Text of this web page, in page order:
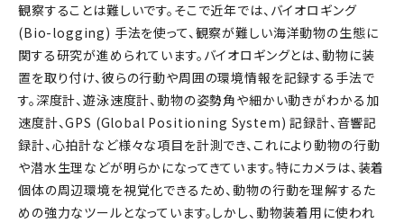
観察することは難しいです。そこで近年では、バイオロギング
(Bio-logging) 手法を使って、観察が難しい海洋動物の生態に
関する研究が進められています。バイオロギングとは、動物に装
置を取り付け、彼らの行動や周囲の環境情報を記録する手法で
す。深度計、遊泳速度計、動物の姿勢角や細かい動きがわかる加
速度計、GPS (Global Positioning System) 記録計、音響記
録計、心拍計など様々な項目を計測でき、これにより動物の行動
や潜水生理などが明らかになってきています。特にカメラは、装着
個体の周辺環境を視覚化できるため、動物の行動を理解するた
めの強力なツールとなっています。しかし、動物装着用に使われ